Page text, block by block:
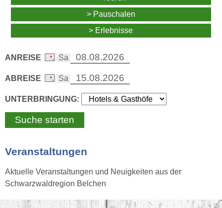
> Pauschalen
> Erlebnisse
ANREISE
ABREISE
UNTERBRINGUNG:
Veranstaltungen
Aktuelle Veranstaltungen und Neuigkeiten aus der
Schwarzwaldregion Belchen